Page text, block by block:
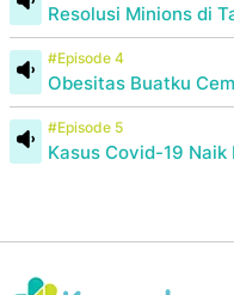
Resolusi Minions di
#Episode 4
Obesitas Buatku
#Episode 5
Kasus Covid-19 Naik